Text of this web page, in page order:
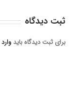
ثبت ديدگاه
برای ثبت دیدگاه باید وارد